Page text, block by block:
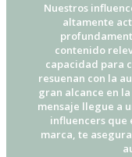
Nuestros
altamente
contenido
capacidad para
resuenan con la
gran alcance en
mensaje llegue a
influencers que
marca, te